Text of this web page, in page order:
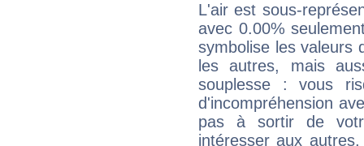
L'air est sous-
avec 0.00%
symbolise les valeurs
les autres, mais
souplesse : vous
d'incompréhension
pas à sortir de
intéresser aux